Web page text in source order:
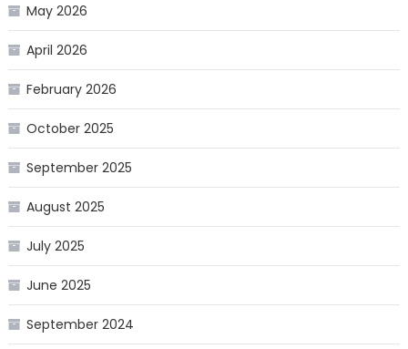
May 2026
April 2026
February 2026
October 2025
September 2025
August 2025
July 2025
June 2025
September 2024